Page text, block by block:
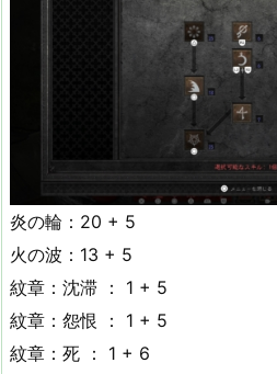
炎の輪：20 + 5
火の波：13 + 5
紋章：沈滞 ： 1 + 5
紋章：怨恨 ： 1 + 5
紋章：死 ： 1 + 6